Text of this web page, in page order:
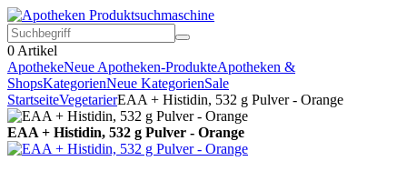
0 Artikel
ApothekeNeue Apotheken-ProdukteApotheken &
ShopsKategorienNeue KategorienSale
StartseiteVegetarierEAA + Histidin, 532 g Pulver - Orange
EAA + Histidin, 532 g Pulver - Orange